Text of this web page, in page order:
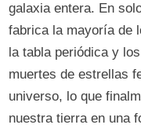
galaxia entera. En
fabrica la mayoría de
la tabla periódica y
muertes de estrellas
universo, lo que
nuestra tierra en una